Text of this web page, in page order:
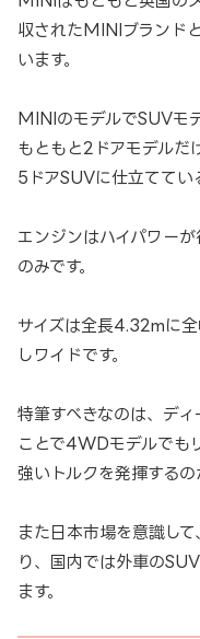
収されたMINIブランド
います。
MINIのモデルでSUVモ
もともと2ドアモデルだ
5ドアSUVに仕立ててい
エンジンはハイパワー
のみです。
サイズは全長4.32mに
しワイドです。
特筆すべきなのは、デ
ことで4WDモデルでも
強いトルクを発揮するの
また日本市場を意識し
り、国内では外車の
ます。